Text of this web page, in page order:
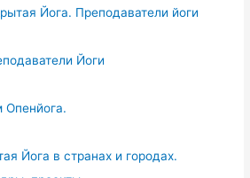
Йога. Преподаватели йоги
Йоги
Йога в странах и городах.